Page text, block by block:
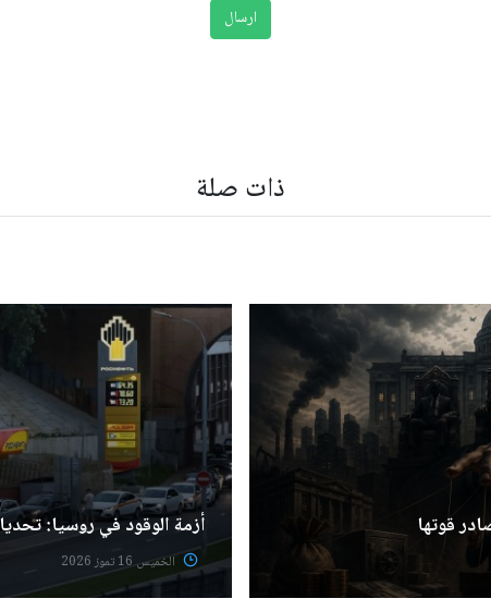
ذات صلة
قوتها أزمة الوقود في روسيا:
الخميس 16 تموز 2026